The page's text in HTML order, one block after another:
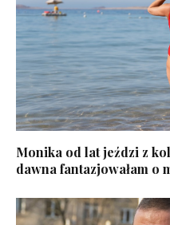
Monika od lat jeździ z
dawna fantazjowałam o